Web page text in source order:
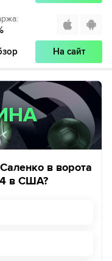
ТВ вас не устроит,
списания в течение 7
:
На сайт
в ворота
в США?